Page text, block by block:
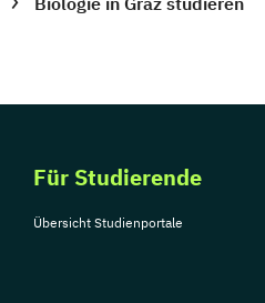
Für Studierende
Übersicht Studienportale